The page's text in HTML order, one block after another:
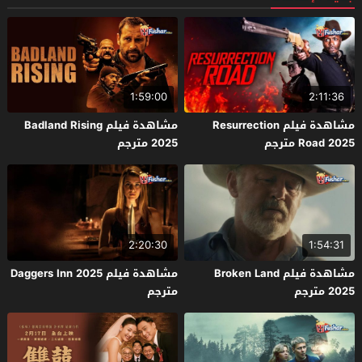
2:11:36
مشاهدة فيلم Resurrection
Road 2025 مترجم
1:59:00
مشاهدة فيلم Badland Rising
2025 مترجم
1:54:31
مشاهدة فيلم Broken Land
2025 مترجم
2:20:30
مشاهدة فيلم Daggers Inn 2025
مترجم